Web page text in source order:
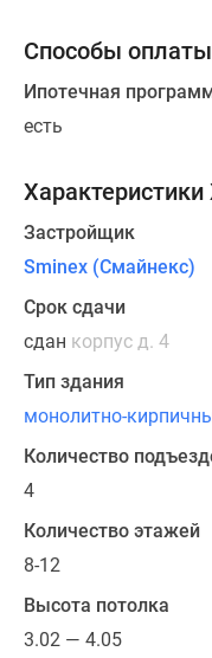
и
комнатами.
На
этаже
расположатся
квартиры
с
большими
каждая
с
функцией
пола.
В
квартирах
последнем
этаже
Способы оплаты
Ипотечная
есть
Застройщик
Sminex (Смайнекс)
Срок сдачи
сдан корпус д. 4
Тип здания
монолитно-
Количество
4
Количество этажей
8-12
Высота потолка
3.02 — 4.05